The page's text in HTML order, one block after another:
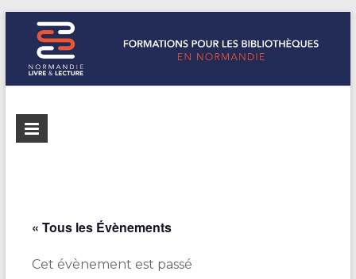
Formations
Normandie
Normandie
Livre &
bibliothèques
« Tous les Évènements
Cet évènement est passé